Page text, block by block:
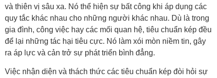
và thiên vị sâu xa. Nó thể hiện sự bất công khi áp dụng các
quy tắc khác nhau cho những người khác nhau. Dù là trong
gia đình, công việc hay các mối quan hệ, tiêu chuẩn kép đều
để lại những tác hại tiêu cực. Nó làm xói mòn niềm tin, gây
ra áp lực và cản trở sự phát triển bình đẳng.
Việc nhận diện và thách thức các tiêu chuẩn kép đòi hỏi sự